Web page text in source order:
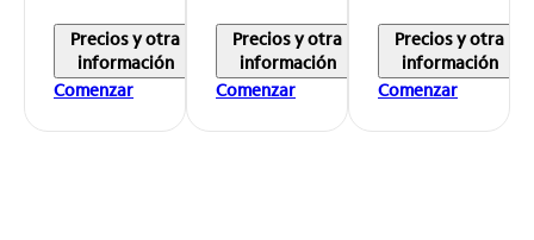
Precios y otra
información
Comenzar
Precios y otra
información
Comenzar
Precios y otra
información
Comenzar